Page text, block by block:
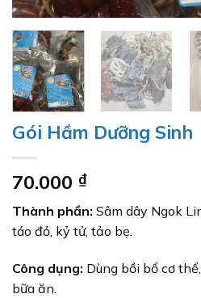
Gói Hầm Dưỡng Sinh
70.000 ₫
Thành phần: Sâm dây Ngok
táo đỏ, kỷ tử, tảo bẹ.
Công dụng: Dùng bồi bổ cơ
bữa ăn.